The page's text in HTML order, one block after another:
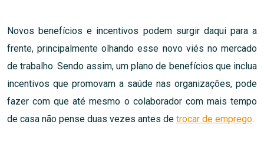
Novos benefícios e incentivos podem surgir daqui para a
frente, principalmente olhando esse novo viés no mercado
de trabalho. Sendo assim, um plano de benefícios que inclua
incentivos que promovam a saúde nas organizações, pode
fazer com que até mesmo o colaborador com mais tempo
de casa não pense duas vezes antes de trocar de emprego.